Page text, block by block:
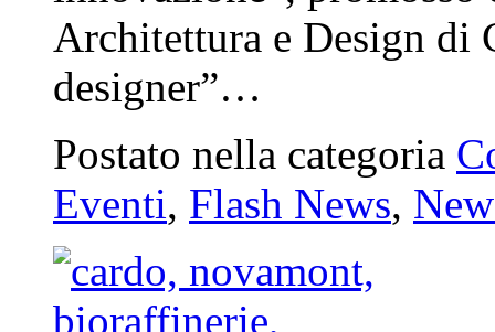
Architettura e Design di
designer”…
Postato nella categoria
Eventi, Flash News,